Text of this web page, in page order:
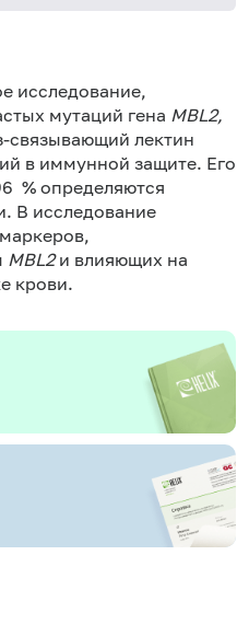
исследование,
мутаций гена MBL2,
связывающий лектин
в иммунной защите. Его
% определяются
В исследование
MBL2и влияющих на
крови.